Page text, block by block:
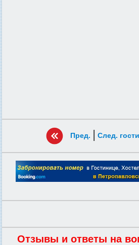
Пред. | След.
Отзывы и ответы на